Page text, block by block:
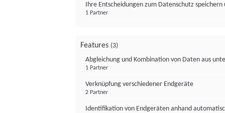
Ihre Entscheidungen zum Datenschutz
1 Partner
Features (3)
Abgleichung und Kombination von Daten aus
1 Partner
Verknüpfung verschiedener Endgeräte
2 Partner
Identifikation von Endgeräten anhand